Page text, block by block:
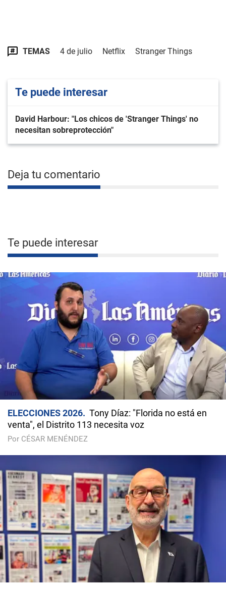
TEMAS 4 de julio Netflix Stranger Things
Te puede interesar
David Harbour: "Los chicos de 'Stranger Things' no
necesitan sobreprotección"
Deja tu comentario
Te puede interesar
ELECCIONES 2026
Tony Díaz: "Florida no está en
venta", el Distrito 113 necesita voz
Por CÉSAR MENÉNDEZ